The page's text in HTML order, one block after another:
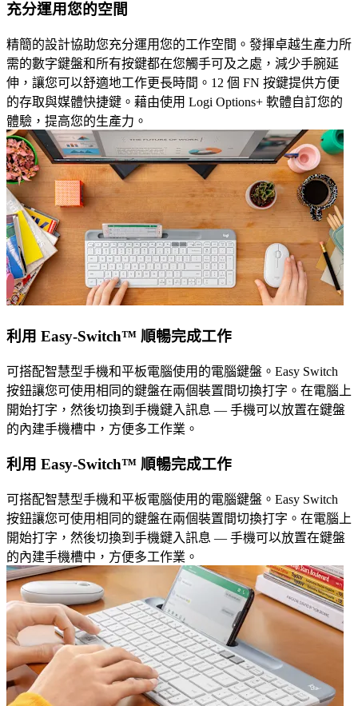
充分運用您的空間
精簡的設計協助您充分運用您的工作空間。發揮卓越生產力所
需的數字鍵盤和所有按鍵都在您觸手可及之處，減少手腕延
伸，讓您可以舒適地工作更長時間。12 個 FN 按鍵提供方便
的存取與媒體快捷鍵。藉由使用 Logi Options+ 軟體自訂您的
體驗，提高您的生產力。
利用 Easy-Switch™ 順暢完成工作
可搭配智慧型手機和平板電腦使用的電腦鍵盤。Easy Switch
按鈕讓您可使用相同的鍵盤在兩個裝置間切換打字。在電腦上
開始打字，然後切換到手機鍵入訊息 — 手機可以放置在鍵盤
的內建手機槽中，方便多工作業。
利用 Easy-Switch™ 順暢完成工作
可搭配智慧型手機和平板電腦使用的電腦鍵盤。Easy Switch
按鈕讓您可使用相同的鍵盤在兩個裝置間切換打字。在電腦上
開始打字，然後切換到手機鍵入訊息 — 手機可以放置在鍵盤
的內建手機槽中，方便多工作業。